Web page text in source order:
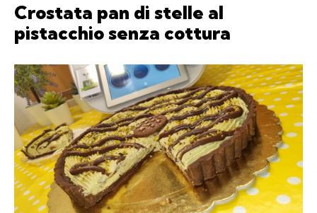
Crostata pan di stelle al
pistacchio senza cottura